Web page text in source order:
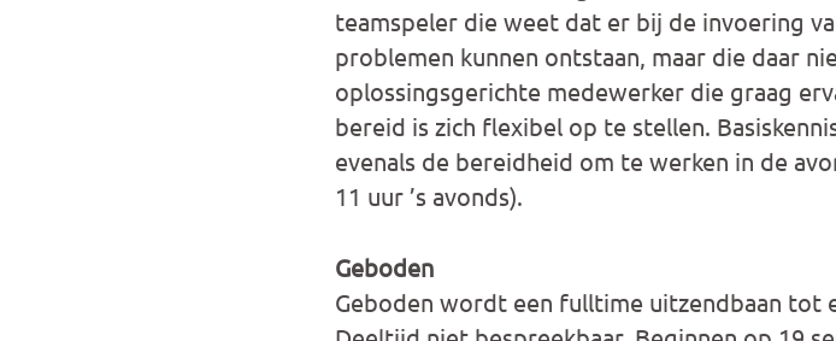
teamspeler die weet dat er bij de invoering
problemen kunnen ontstaan, maar die daar
oplossingsgerichte medewerker die graag
bereid is zich flexibel op te stellen.
evenals de bereidheid om te werken in de
11 uur ’s avonds).
Geboden
Geboden wordt een fulltime uitzendbaan tot